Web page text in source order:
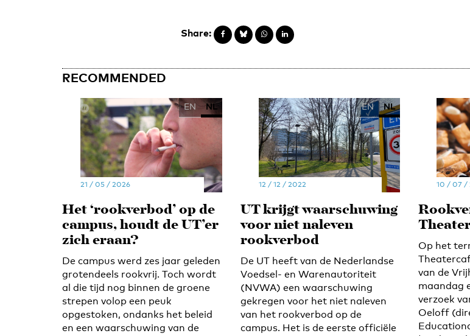
Share:
RECOMMENDED
EN NL
21 / 05 / 2026
Het ‘rookverbod’ op de
campus, houdt de UT’er
zich eraan?
De campus werd zes jaar geleden
grotendeels rookvrij. Toch wordt
al die tijd nog binnen de groene
strepen volop een peuk
opgestoken, ondanks het beleid
en een waarschuwing van de
EN NL
12 / 12 / 2022
UT krijgt waarschuwing
voor niet naleven
rookverbod
De UT heeft van de Nederlandse
Voedsel- en Warenautoriteit
(NVWA) een waarschuwing
gekregen voor het niet naleven
van het rookverbod op de
campus. Het is de eerste officiële
10 / 07 /
Op het
van de
maandag
verzoek
Oeloff